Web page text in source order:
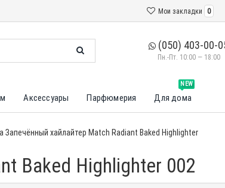
Мои закладки 0
(050) 403-00-
Пн.-Пт. 10:00 — 18:00
Аксессуары Парфюмерия
NEW
Для дома
Запечённый хайлайтер Match Radiant Baked Highlighter
Baked Highlighter 002